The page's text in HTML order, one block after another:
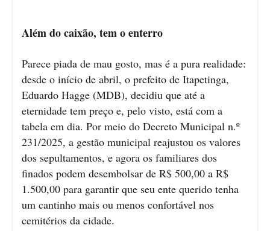
Além do caixão, tem o enterro
Parece piada de mau gosto, mas é a pura realidade:
desde o início de abril, o prefeito de Itapetinga,
Eduardo Hagge (MDB), decidiu que até a
eternidade tem preço e, pelo visto, está com a
tabela em dia. Por meio do Decreto Municipal n.º
231/2025, a gestão municipal reajustou os valores
dos sepultamentos, e agora os familiares dos
finados podem desembolsar de R$ 500,00 a R$
1.500,00 para garantir que seu ente querido tenha
um cantinho mais ou menos confortável nos
cemitérios da cidade.